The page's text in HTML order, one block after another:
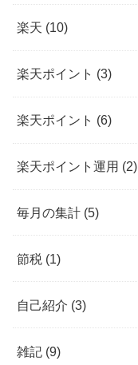
楽天 (10)
楽天ポイント (3)
楽天ポイント (6)
楽天ポイント運用 (2)
毎月の集計 (5)
節税 (1)
自己紹介 (3)
雑記 (9)